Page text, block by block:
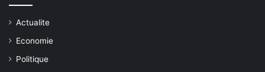
Actualite
Economie
Politique